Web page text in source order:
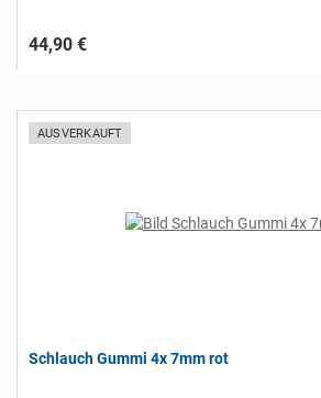
44,90 €
AUSVERKAUFT
Schlauch Gummi 4x 7mm rot